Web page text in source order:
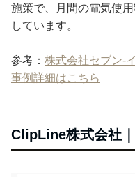
施策で、月間の電気使
しています。
参考： 株式会社セブン‐
事例詳細はこちら
ClipLine株式会社